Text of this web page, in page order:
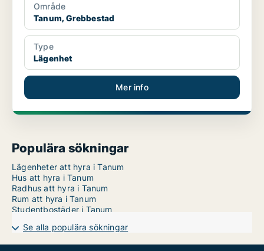
Område
Tanum, Grebbestad
Type
Lägenhet
Mer info
Populära sökningar
Lägenheter att hyra i Tanum
Hus att hyra i Tanum
Radhus att hyra i Tanum
Rum att hyra i Tanum
Studentbostäder i Tanum
Se alla populära sökningar